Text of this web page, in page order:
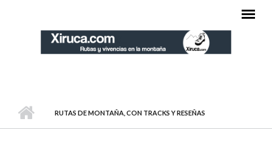
RUTAS DE MONTAÑA, CON TRACKS Y RESEÑAS